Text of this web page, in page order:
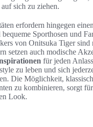
sich zu ziehen.
erfordern hingegen
Sporthosen und
von Onitsuka Tiger sind
setzen auch modische
für jeden
zu leben und sich
Die Möglichkeit,
zu kombinieren, sorgt
Look.